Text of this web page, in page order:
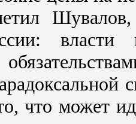
власти
что может